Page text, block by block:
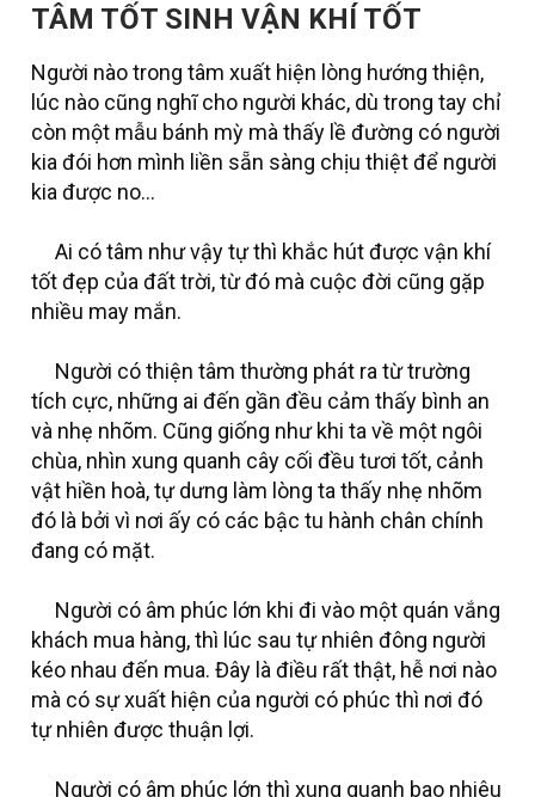
TÂM TỐT SINH VẬN KHÍ TỐT
Người nào trong tâm xuất hiện lòng hướng thiện,
lúc nào cũng nghĩ cho người khác, dù trong tay chỉ
còn một mẫu bánh mỳ mà thấy lề đường có người
kia đói hơn mình liền sẵn sàng chịu thiệt để người
kia được no…
Ai có tâm như vậy tự thì khắc hút được vận khí
tốt đẹp của đất trời, từ đó mà cuộc đời cũng gặp
nhiều may mắn.
Người có thiện tâm thường phát ra từ trường
tích cực, những ai đến gần đều cảm thấy bình an
và nhẹ nhõm. Cũng giống như khi ta về một ngôi
chùa, nhìn xung quanh cây cối đều tươi tốt, cảnh
vật hiền hoà, tự dưng làm lòng ta thấy nhẹ nhõm
đó là bởi vì nơi ấy có các bậc tu hành chân chính
đang có mặt.
Người có âm phúc lớn khi đi vào một quán vắng
khách mua hàng, thì lúc sau tự nhiên đông người
kéo nhau đến mua. Đây là điều rất thật, hễ nơi nào
mà có sự xuất hiện của người có phúc thì nơi đó
tự nhiên được thuận lợi.
Người có âm phúc lớn thì xung quanh bao nhiêu